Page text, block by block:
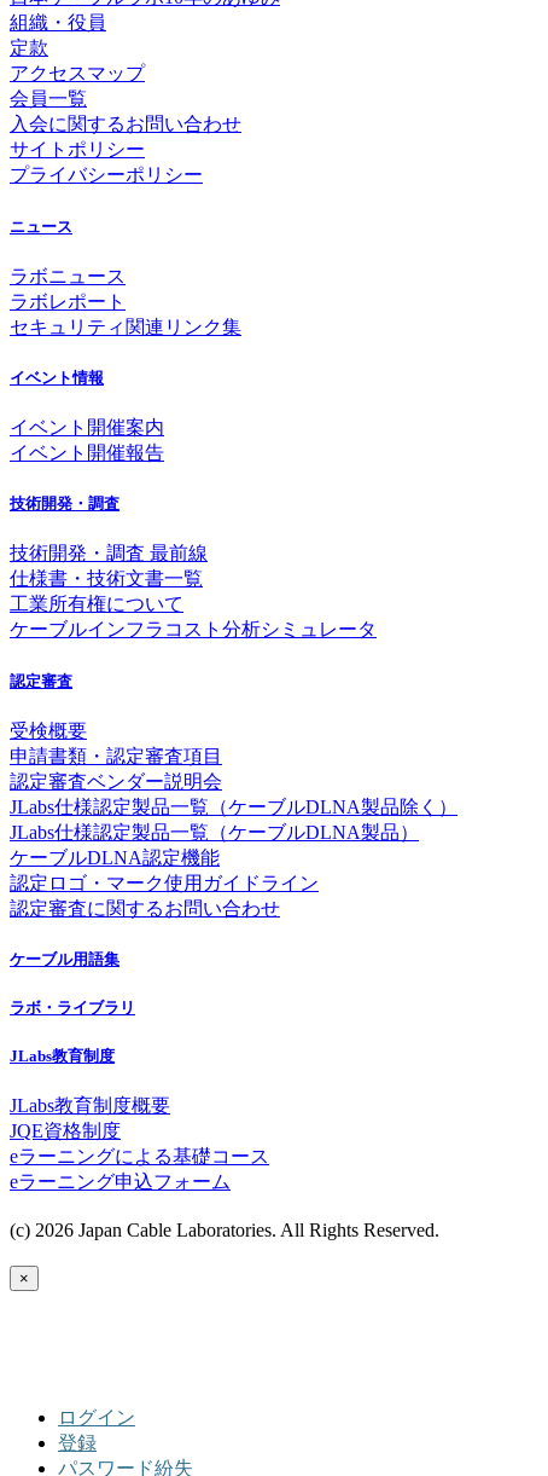
組織・役員
定款
アクセスマップ
会員一覧
入会に関するお問い合わせ
サイトポリシー
プライバシーポリシー
ニュース
ラボニュース
ラボレポート
セキュリティ関連リンク集
イベント情報
イベント開催案内
イベント開催報告
技術開発・調査
技術開発・調査 最前線
仕様書・技術文書一覧
工業所有権について
ケーブルインフラコスト分析シミュレータ
認定審査
受検概要
申請書類・認定審査項目
認定審査ベンダー説明会
JLabs仕様認定製品一覧（ケーブルDLNA製品除く）
JLabs仕様認定製品一覧（ケーブルDLNA製品）
ケーブルDLNA認定機能
認定ロゴ・マーク使用ガイドライン
認定審査に関するお問い合わせ
ケーブル用語集
ラボ・ライブラリ
JLabs教育制度
JLabs教育制度概要
JQE資格制度
eラーニングによる基礎コース
eラーニング申込フォーム
(c) 2026 Japan Cable Laboratories. All Rights Reserved.
×
ログイン
登録
パスワード紛失